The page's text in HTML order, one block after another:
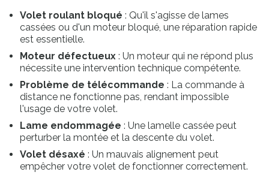
Volet roulant bloqué : Qu'il s'agisse de lames
cassées ou d'un moteur bloqué, une réparation rapide
est essentielle.
Moteur défectueux : Un moteur qui ne répond plus
nécessite une intervention technique compétente.
Problème de télécommande : La commande à
distance ne fonctionne pas, rendant impossible
l'usage de votre volet.
Lame endommagée : Une lamelle cassée peut
perturber la montée et la descente du volet.
Volet désaxé : Un mauvais alignement peut
empêcher votre volet de fonctionner correctement.